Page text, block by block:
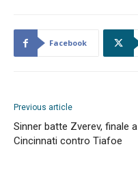
Facebook
Previous article
Sinner batte Zverev, finale a
Cincinnati contro Tiafoe